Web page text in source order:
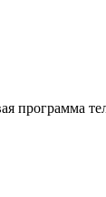
программа